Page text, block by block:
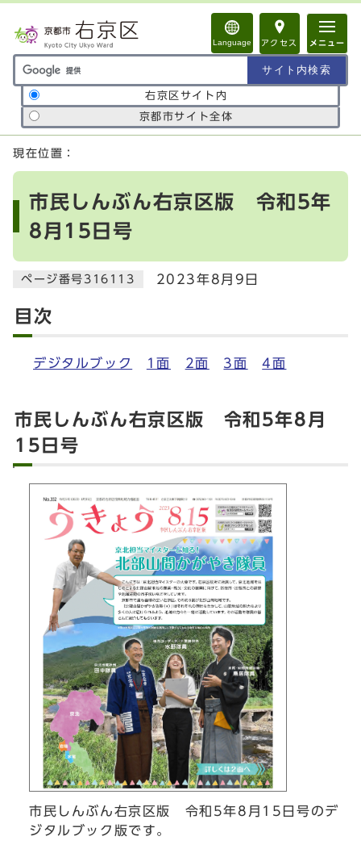
Language アクセス メニュー
サイト内検索の範囲
右京区サイト内
京都市サイト全体
ここから本文です
現在位置：
市民しんぶん右京区版 令和5年
8月15日号
ページ番号316113 2023年8月9日
目次
デジタルブック 1面 2面 3面 4面
市民しんぶん右京区版 令和5年8月
15日号
市民しんぶん右京区版 令和5年8月15日号のデ
ジタルブック版です。